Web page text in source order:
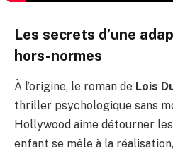
Les secrets d’une
hors-normes
À l’origine, le roman de Lois
thriller psychologique sans
Hollywood aime détourner les
enfant se mêle à la